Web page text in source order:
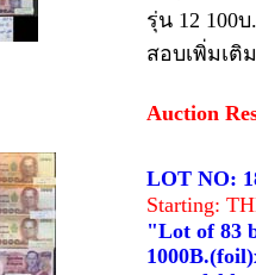
รุ่น 12 100
สอบเพิ่มเติ
Auction
LOT NO:
Starting:
"Lot of 83